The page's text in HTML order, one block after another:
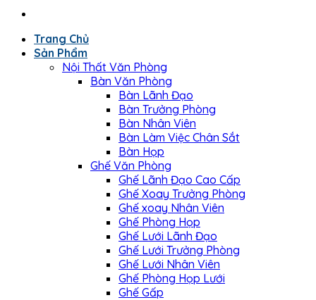
Trang Chủ
Sản Phẩm
Nội Thất Văn Phòng
Bàn Văn Phòng
Bàn Lãnh Đạo
Bàn Trưởng Phòng
Bàn Nhân Viên
Bàn Làm Việc Chân Sắt
Bàn Họp
Ghế Văn Phòng
Ghế Lãnh Đạo Cao Cấp
Ghế Xoay Trưởng Phòng
Ghế xoay Nhân Viên
Ghế Phòng Họp
Ghế Lưới Lãnh Đạo
Ghế Lưới Trưởng Phòng
Ghế Lưới Nhân Viên
Ghế Phòng Họp Lưới
Ghế Gấp